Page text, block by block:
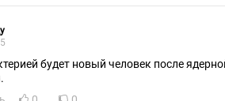
будет новый человек после